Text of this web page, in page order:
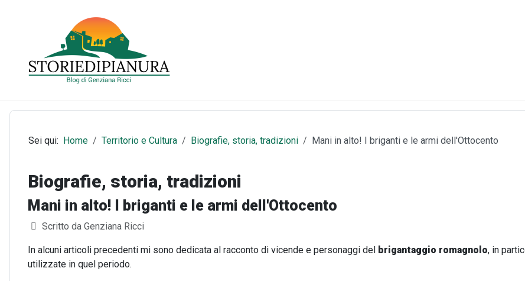
Sei qui: Home Territorio e Cultura Biografie, storia, tradizioni Mani in alto! I briganti e le armi dell'Ottocento
Biografie, storia, tradizioni
Mani in alto! I briganti e le armi dell'Ottocento
Dettagli
Scritto da Genziana Ricci
In alcuni articoli precedenti mi sono dedicata al racconto di vicende e personaggi del brigantaggio romagnolo, in
utilizzate in quel periodo.